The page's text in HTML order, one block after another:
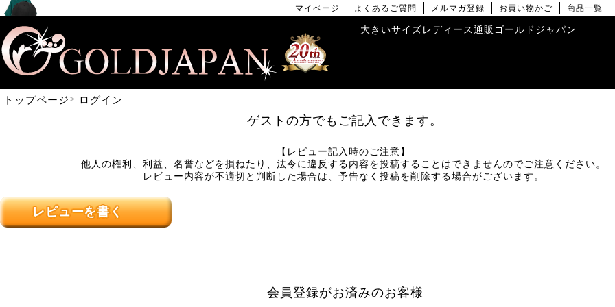
マイページ よくあるご質問 メルマガ登録 お買い物かご 商品一覧
大きいサイズレディース通販ゴールドジャパン
トップページ ログイン
ゲストの方でもご記入できます。
【レビュー記入時のご注意】
他人の権利、利益、名誉などを損ねたり、法令に違反する内容を投稿することはできませんのでご注意ください。
レビュー内容が不適切と判断した場合は、予告なく投稿を削除する場合がございます。
レビューを書く
会員登録がお済みのお客様